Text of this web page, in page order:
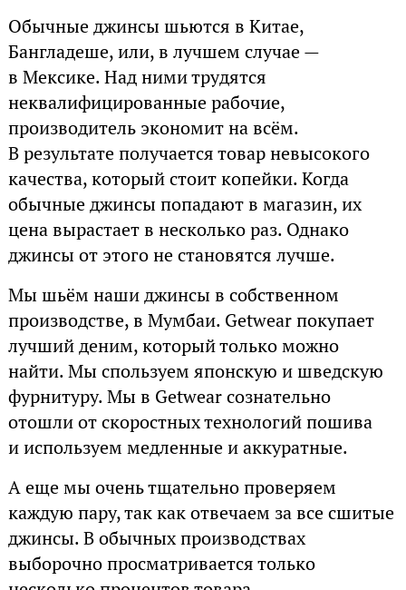
Обычные джинсы шьются в Китае,
Бангладеше, или, в лучшем случае —
в Мексике. Над ними трудятся
неквалифицированные рабочие,
производитель экономит на всём.
В результате получается товар невысокого
качества, который стоит копейки. Когда
обычные джинсы попадают в магазин, их
цена вырастает в несколько раз. Однако
джинсы от этого не становятся лучше.
Мы шьём наши джинсы в собственном
производстве, в Мумбаи. Getwear покупает
лучший деним, который только можно
найти. Мы спользуем японскую и шведскую
фурнитуру. Мы в Getwear сознательно
отошли от скоростных технологий пошива
и используем медленные и аккуратные.
А еще мы очень тщательно проверяем
каждую пару, так как отвечаем за все сшитые
джинсы. В обычных производствах
выборочно просматривается только